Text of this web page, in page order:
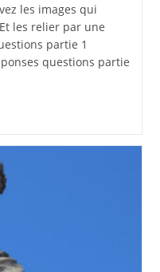
les images qui
les relier par une
partie 1
questions partie